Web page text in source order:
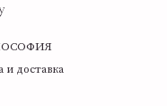
и доставка